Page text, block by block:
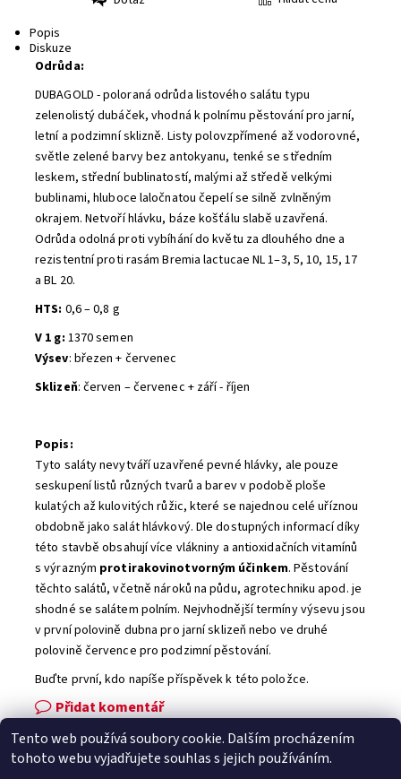
Popis
Diskuze
Odrůda:
DUBAGOLD - poloraná odrůda listového salátu typu
zelenolistý dubáček, vhodná k polnímu pěstování pro jarní,
letní a podzimní sklizně. Listy polovzpřímené až vodorovné,
světle zelené barvy bez antokyanu, tenké se středním
leskem, střední bublinatostí, malými až středě velkými
bublinami, hluboce laločnatou čepelí se silně zvlněným
okrajem. Netvoří hlávku, báze košťálu slabě uzavřená.
Odrůda odolná proti vybíhání do květu za dlouhého dne a
rezistentní proti rasám Bremia lactucae NL 1–3, 5, 10, 15, 17
a BL 20.
HTS: 0,6 – 0,8 g
V 1 g: 1370 semen
Výsev: březen + červenec
Sklizeň: červen – červenec + září - říjen
Popis:
Tyto saláty nevytváří uzavřené pevné hlávky, ale pouze
seskupení listů různých tvarů a barev v podobě ploše
kulatých až kulovitých růžic, které se najednou celé uříznou
obdobně jako salát hlávkový. Dle dostupných informací díky
této stavbě obsahují více vlákniny a antioxidačních vitamínů
s výrazným protirakovinotvorným účinkem. Pěstování
těchto salátů, včetně nároků na půdu, agrotechniku apod. je
shodné se salátem polním. Nejvhodnější termíny výsevu jsou
v první polovině dubna pro jarní sklizeň nebo ve druhé
polovině července pro podzimní pěstování.
Buďte první, kdo napíše příspěvek k této položce.
Přidat komentář
Facebook | Heureka.cz | Zboží.cz
Tento web používá soubory cookie. Dalším procházením
tohoto webu vyjadřujete souhlas s jejich používáním.